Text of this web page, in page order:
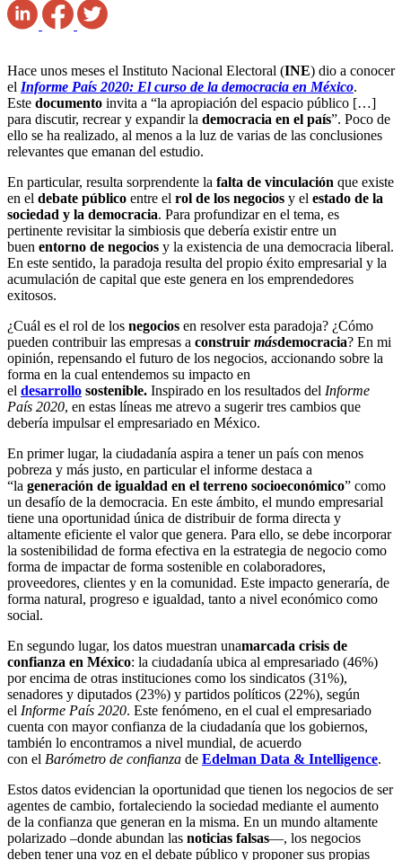
Hace unos meses el Instituto Nacional Electoral (INE) dio a conocer
el Informe País 2020: El curso de la democracia en México.
Este documento invita a “la apropiación del espacio público […]
para discutir, recrear y expandir la democracia en el país”. Poco de
ello se ha realizado, al menos a la luz de varias de las conclusiones
relevantes que emanan del estudio.
En particular, resulta sorprendente la falta de vinculación que existe
en el debate público entre el rol de los negocios y el estado de la
sociedad y la democracia. Para profundizar en el tema, es
pertinente revisitar la simbiosis que debería existir entre un
buen entorno de negocios y la existencia de una democracia liberal.
En este sentido, la paradoja resulta del propio éxito empresarial y la
acumulación de capital que este genera en los emprendedores
exitosos.
¿Cuál es el rol de los negocios en resolver esta paradoja? ¿Cómo
pueden contribuir las empresas a construir másdemocracia? En mi
opinión, repensando el futuro de los negocios, accionando sobre la
forma en la cual entendemos su impacto en
el desarrollo sostenible. Inspirado en los resultados del Informe
País 2020, en estas líneas me atrevo a sugerir tres cambios que
debería impulsar el empresariado en México.
En primer lugar, la ciudadanía aspira a tener un país con menos
pobreza y más justo, en particular el informe destaca a
“la generación de igualdad en el terreno socioeconómico” como
un desafío de la democracia. En este ámbito, el mundo empresarial
tiene una oportunidad única de distribuir de forma directa y
altamente eficiente el valor que genera. Para ello, se debe incorporar
la sostenibilidad de forma efectiva en la estrategia de negocio como
forma de impactar de forma sostenible en colaboradores,
proveedores, clientes y en la comunidad. Este impacto generaría, de
forma natural, progreso e igualdad, tanto a nivel económico como
social.
En segundo lugar, los datos muestran unamarcada crisis de
confianza en México: la ciudadanía ubica al empresariado (46%)
por encima de otras instituciones como los sindicatos (31%),
senadores y diputados (23%) y partidos políticos (22%), según
el Informe País 2020. Este fenómeno, en el cual el empresariado
cuenta con mayor confianza de la ciudadanía que los gobiernos,
también lo encontramos a nivel mundial, de acuerdo
con el Barómetro de confianza de Edelman Data & Intelligence.
Estos datos evidencian la oportunidad que tienen los negocios de ser
agentes de cambio, fortaleciendo la sociedad mediante el aumento
de la confianza que generan en la misma. En un mundo altamente
polarizado –donde abundan las noticias falsas—, los negocios
deben tener una voz en el debate público y proponer sus propias